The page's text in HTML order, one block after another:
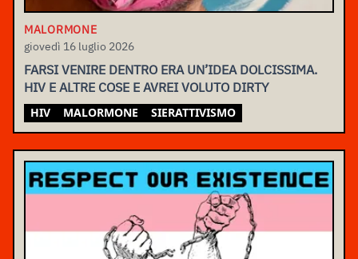
MALORMONE
giovedì 16 luglio 2026
FARSI VENIRE DENTRO ERA UN’IDEA DOLCISSIMA.
HIV E ALTRE COSE E AVREI VOLUTO DIRTY
HIV MALORMONE SIERATTIVISMO